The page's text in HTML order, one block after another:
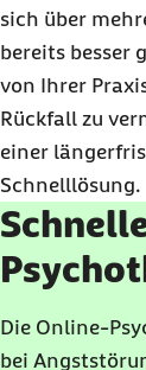
sich über
bereits besser
von Ihrer
Rückfall zu
einer
Schnelllösung.
Die Online-
bei